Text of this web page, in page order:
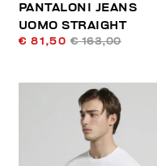
PANTALONI JEANS
UOMO STRAIGHT
€ 81,50 € 163,00